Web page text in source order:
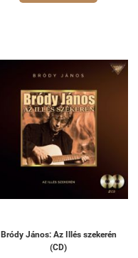
Bródy János: Az Illés szekerén
(CD)